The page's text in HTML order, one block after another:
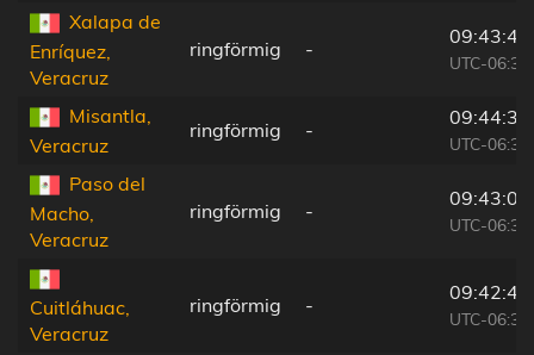
Xalapa de
Enríquez,
Veracruz
ringförmig -
09:43:40
UTC-06:36
Misantla,
Veracruz
ringförmig -
09:44:35
UTC-06:36
Paso del
Macho,
Veracruz
ringförmig -
09:43:02
UTC-06:36
Cuitláhuac,
Veracruz
ringförmig -
09:42:44
UTC-06:36